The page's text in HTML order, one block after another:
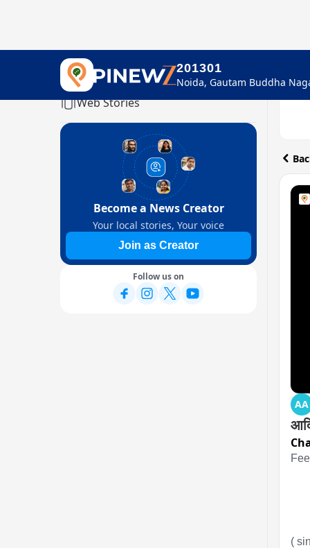
201301
Home
Web Stories
Become a News Creator
Your local stories, Your voice
Join as Creator
Follow us on
AA
(